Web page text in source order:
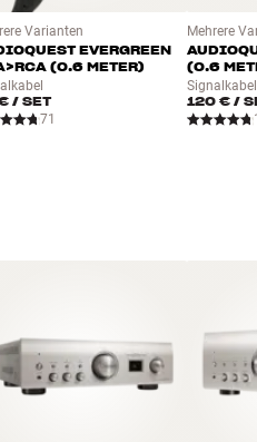
Varianten
EVERGREEN
(0.6 METER)
/ SET
71
Mehrere
(0.6
Signalkabel
120 € /